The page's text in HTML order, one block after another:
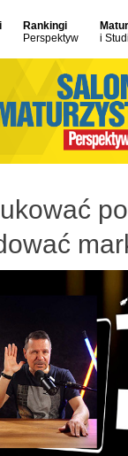
Rankingi
Perspektyw
i